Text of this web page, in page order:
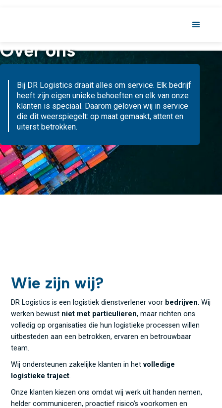
Over ons
Bij DR Logistics draait alles om service. Elk bedrijf
heeft zijn eigen unieke behoeften en elk van onze
klanten is speciaal. Daarom geloven wij in service
die dit weerspiegelt: op maat gemaakt, attent en
uiterst betrokken.
Wie zijn wij?
DR Logistics is een logistiek dienstverlener voor bedrijven. Wij
werken bewust niet met particulieren, maar richten ons
volledig op organisaties die hun logistieke processen willen
uitbesteden aan een betrokken, ervaren en betrouwbaar
team.
Wij ondersteunen zakelijke klanten in hetvolledige
logistieke traject.
Onze klanten kiezen ons omdat wij werk uit handen nemen,
helder communiceren, proactief risico’s voorkomen en